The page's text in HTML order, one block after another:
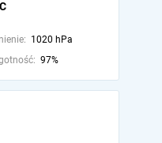
1020 hPa
97%